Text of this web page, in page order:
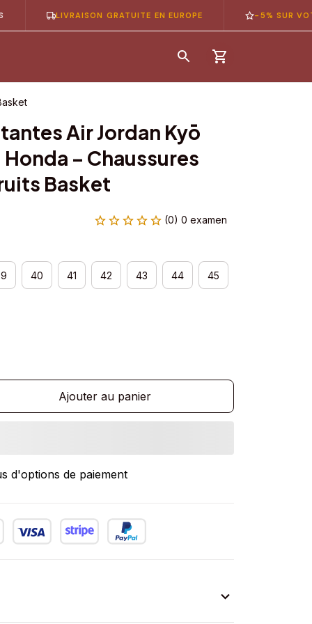
LIVRAISON GRATUITE EN EUROPE -5% SUR VOTRE
Air Jordan Kyō
– Chaussures
Basket
(0) 0 examen
40 41 42 43 44 45
Ajouter au panier
d'options de paiement